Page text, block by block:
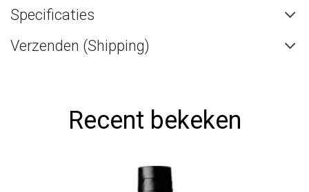
Specificaties
Verzenden (Shipping)
Recent bekeken